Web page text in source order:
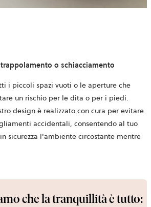
o schiacciamento
i piccoli spazi vuoti o le aperture che
un rischio per le dita o per i piedi.
design è realizzato con cura per evitare
accidentali, consentendo al tuo
sicurezza l'ambiente circostante mentre
che la tranquillità è tutto: